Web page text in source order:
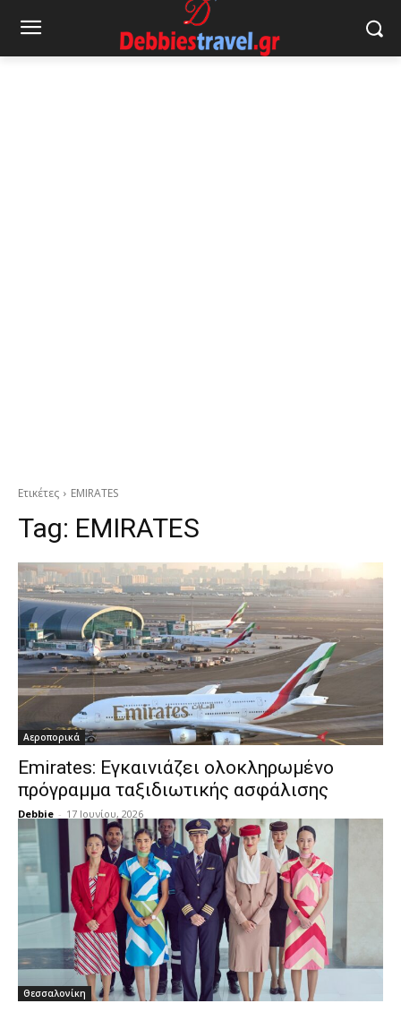
Ετικέτες EMIRATES
Tag: EMIRATES
Αεροπορικά
Emirates: Εγκαινιάζει ολοκληρωμένο
πρόγραμμα ταξιδιωτικής ασφάλισης
Debbie - 17 Ιουνίου, 2026
Θεσσαλονίκη